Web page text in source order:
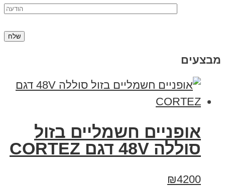
מבצעים
אופניים חשמליים בזול
סוללה 48V דגם CORTEZ
₪4200